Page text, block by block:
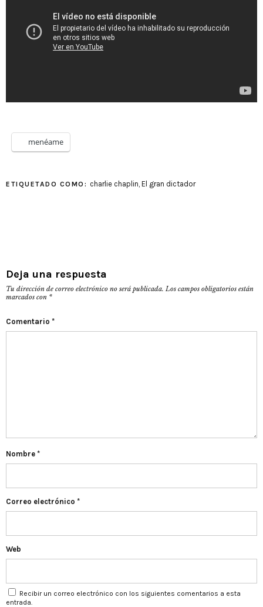
menéame
ETIQUETADO COMO: charlie chaplin, El gran dictador
Deja una respuesta
Tu dirección de correo electrónico no será publicada. Los campos obligatorios están
marcados con *
Comentario *
Nombre *
Correo electrónico *
Web
Recibir un correo electrónico con los siguientes comentarios a esta
entrada.